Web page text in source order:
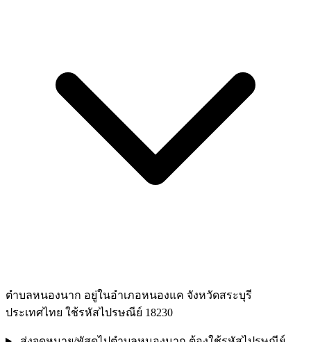
ตำบลหนองนาก อยู่ในอำเภอหนองแค จังหวัดสระบุรี
ประเทศไทย ใช้รหัสไปรษณีย์ 18230